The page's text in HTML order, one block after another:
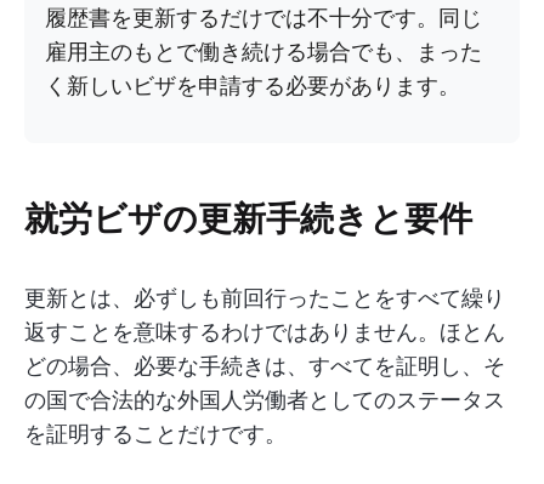
履歴書を更新するだけでは不十分です。同じ
雇用主のもとで働き続ける場合でも、まった
く新しいビザを申請する必要があります。
就労ビザの更新手続きと要件
更新とは、必ずしも前回行ったことをすべて繰り
返すことを意味するわけではありません。ほとん
どの場合、必要な手続きは、すべてを証明し、そ
の国で合法的な外国人労働者としてのステータス
を証明することだけです。